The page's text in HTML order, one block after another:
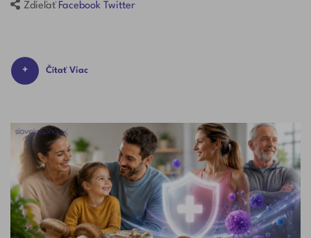
Zdieľať Facebook Twitter
Čítať Viac